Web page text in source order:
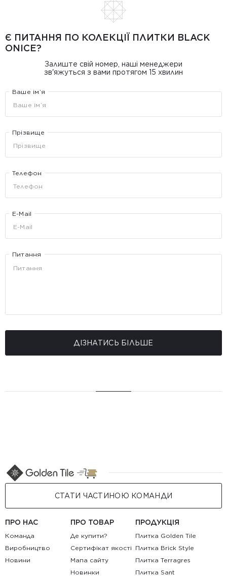
Є ПИТАННЯ ПО КОЛЕКЦІЇ ПЛИТКИ BLACK
ONICE?
Залиште свій номер, наші менеджери
зв'яжуться з вами протягом 15 хвилин
Ваше ім’я
Прізвище
Телефон
E-Mail
Питання
ДІЗНАТИСЬ БІЛЬШЕ
СТАТИ ЧАСТИНОЮ КОМАНДИ
ПРО НАС
Команда
Виробництво
Новини
ПРО ТОВАР
Де купити?
Сертифікат якості
Мапа сайту
Новинки
ПРОДУКЦІЯ
Плитка Golden Tile
Плитка Brick Style
Плитка Terragres
Плитка Sant